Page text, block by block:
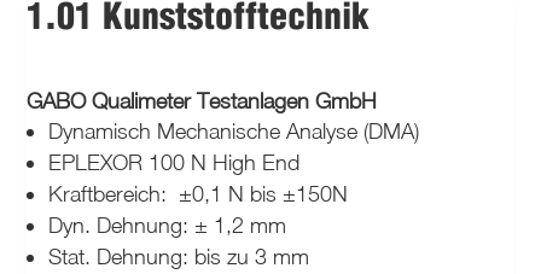
1.01 Kunststofftechnik
GABO Qualimeter Testanlagen GmbH
Dynamisch Mechanische Analyse (DMA)
EPLEXOR 100 N High End
Kraftbereich: ±0,1 N bis ±150N
Dyn. Dehnung: ± 1,2 mm
Stat. Dehnung: bis zu 3 mm